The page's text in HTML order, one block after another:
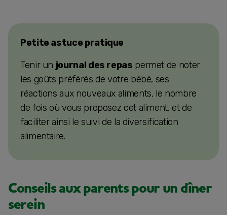
Petite astuce pratique
Tenir un journal des repas permet de noter
les goûts préférés de votre bébé, ses
réactions aux nouveaux aliments, le nombre
de fois où vous proposez cet aliment, et de
faciliter ainsi le suivi de la diversification
alimentaire.
Conseils aux parents pour un dîner
serein